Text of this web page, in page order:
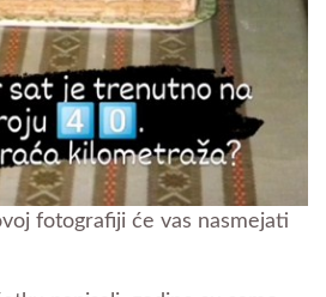
fotografiji će vas nasmejati